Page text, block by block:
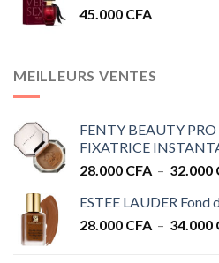
45.000 CFA
MEILLEURS VENTES
FENTY BEAUTY PRO
FIXATRICE
28.000 CFA – 32.000
ESTEE LAUDER
28.000 CFA – 34.000